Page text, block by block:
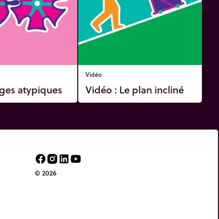
atypiques
Vidéo
Vidéo : Le plan incliné
© 2026